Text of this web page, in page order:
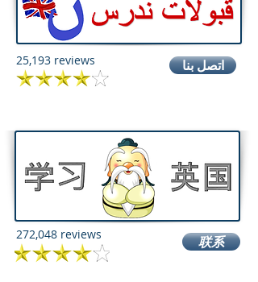
25,193 reviews اتصل بنا
272,048 reviews 联系